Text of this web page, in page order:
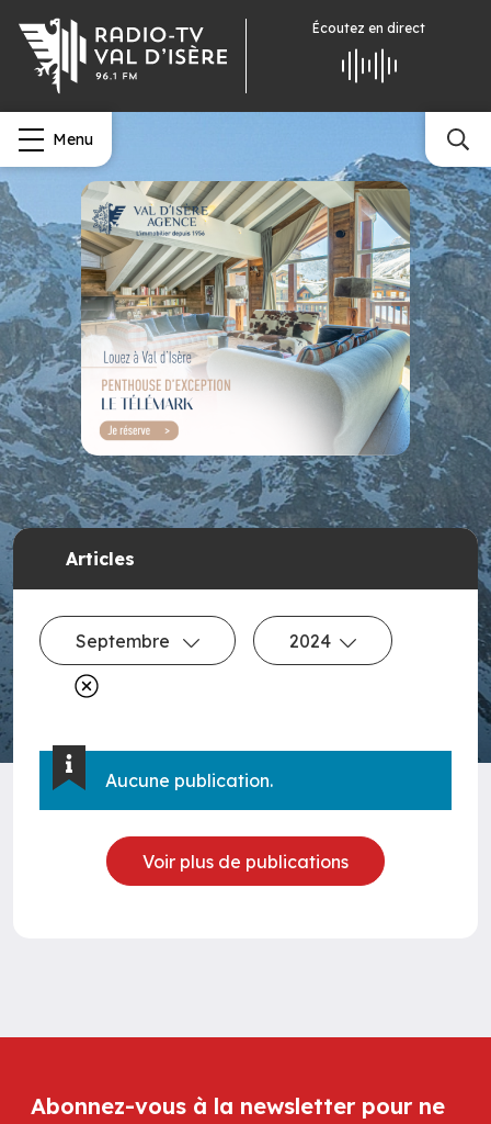
Écoutez en direct
Menu
Articles
Septembre 2024
Aucune publication.
Voir plus de publications
Abonnez-vous à la newsletter pour ne